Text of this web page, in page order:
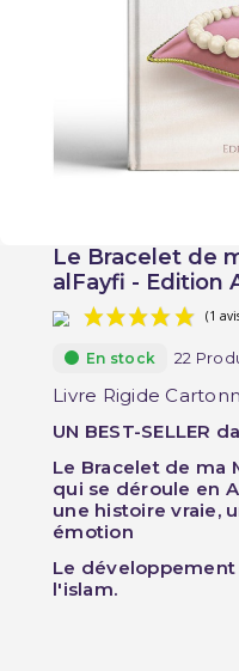
Le Bracelet de
alFayfi - Edition
En stock 22
Livre Rigide
UN BEST-SELLER
Le Bracelet de ma
qui se déroule en
une histoire vraie,
émotion
Le
l'islam.